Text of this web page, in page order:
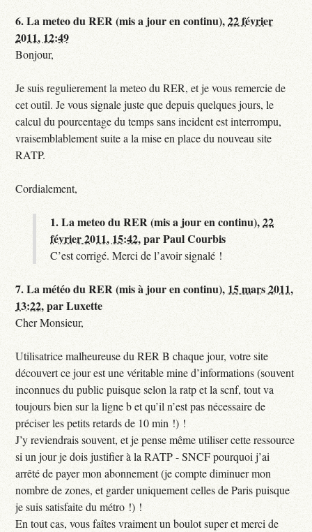
6.La meteo du RER (mis a jour en continu),22 février
2011, 12:49
Bonjour,
Je suis regulierement la meteo du RER, et je vous remercie de
cet outil. Je vous signale juste que depuis quelques jours, le
calcul du pourcentage du temps sans incident est interrompu,
vraisemblablement suite a la mise en place du nouveau site
RATP.
Cordialement,
1.La meteo du RER (mis a jour en continu),22
février 2011, 15:42,parPaul Courbis
C’est corrigé. Merci de l’avoir signalé !
7.La météo du RER (mis à jour en continu), 15 mars 2011,
13:22,parLuxette
Cher Monsieur,
Utilisatrice malheureuse du RER B chaque jour, votre site
découvert ce jour est une véritable mine d’informations (souvent
inconnues du public puisque selon la ratp et la scnf, tout va
toujours bien sur la ligne b et qu’il n’est pas nécessaire de
préciser les petits retards de 10 min !) !
J’y reviendrais souvent, et je pense même utiliser cette ressource
si un jour je dois justifier à la RATP - SNCF pourquoi j’ai
arrêté de payer mon abonnement (je compte diminuer mon
nombre de zones, et garder uniquement celles de Paris puisque
je suis satisfaite du métro !) !
En tout cas, vous faîtes vraiment un boulot super et merci de